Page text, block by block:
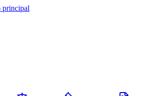
principal